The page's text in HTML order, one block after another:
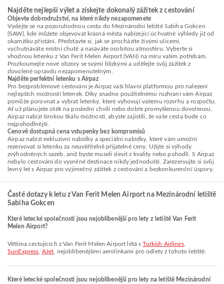
Najděte nejlepší výlet a získejte dokonalý zážitek z cestování
Objevte dobrodružství, na které nikdy nezapomenete
Vydejte se na pozoruhodnou cestu do Mezinárodní letiště Sabiha Gokcen
(SAW), kde můžete objevovat krásná města nabízející úchvatné výhledy již od
okamžiku přistání. Představte si, jak se procházíte živými ulicemi,
vychutnáváte místní chutě a nasáváte osobitou atmosféru. Vyberte si
vhodnou letenku z Van Ferit Melen Airport (VAN) na míru vašim potřebám.
Prozkoumejte nové obzory se svými blízkými a udělejte svůj zážitek z
dovolené opravdu nezapomenutelným.
Najděte perfektní letenku s Airpaz
Pro bezproblémové cestování je Airpaz vaší hlavní platformou pro nalezení
nejlepších možností letenek. Díky snadno použitelnému rozhraní vám Airpaz
pomůže porovnat a vybrat letenky, které vyhovují vašemu rozvrhu a rozpočtu.
Ať už plánujete útěk na poslední chvíli nebo dobře promyšlenou dovolenou,
Airpaz nabízí širokou škálu možností, abyste zajistili, že vaše cesta bude co
nejpohodlnější.
Cenově dostupná cena vstupenky bez kompromisů
Airpaz nabízí exkluzivní nabídky a speciální nabídky, které vám umožní
rezervovat si letenku za neuvěřitelně přijatelné ceny. Užijte si výhody
zvýhodněných sazeb, aniž byste museli slevit z kvality nebo pohodlí. S Airpaz
nebylo cestování do vysněné destinace nikdy jednodušší. Zarezervujte si svůj
levný let s Airpaz pro výjimečný zážitek z cestování a bezkonkurenční úspory.
Časté dotazy k letu z Van Ferit Melen Airport na Mezinárodní letiště
Sabiha Gokcen
Které letecké společnosti jsou nejoblíbenější pro lety z letiště Van Ferit
Melen Airport?
Většina cestujících z Van Ferit Melen Airport létá sTurkish Airlines,
SunExpress AJet , nejoblíbenějšími aerolinkami pro odlety z tohoto letiště.
Které letecké společnosti jsou nejoblíbenější pro lety na letiště Mezinárodní